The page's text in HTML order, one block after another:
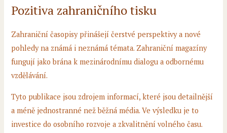
Pozitiva zahraničního tisku
Zahraniční časopisy přinášejí čerstvé perspektivy a nové
pohledy na známá i neznámá témata. Zahraniční magazíny
fungují jako brána k mezinárodnímu dialogu a odbornému
vzdělávání.
Tyto publikace jsou zdrojem informací, které jsou detailnější
a méně jednostranné než běžná média. Ve výsledku je to
investice do osobního rozvoje a zkvalitnění volného času.